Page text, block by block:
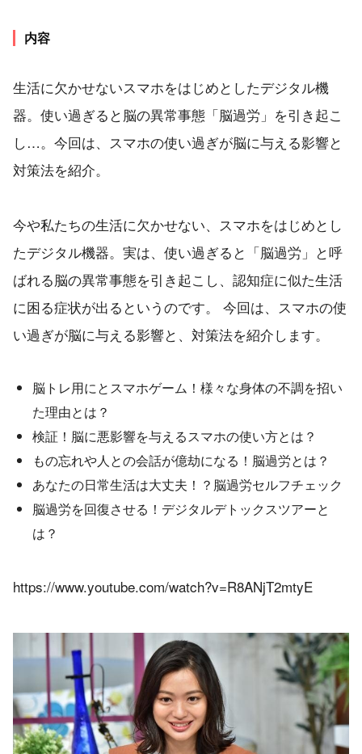
内容
生活に欠かせないスマホをはじめとしたデジタル機
器。使い過ぎると脳の異常事態「脳過労」を引き起こ
し…。今回は、スマホの使い過ぎが脳に与える影響と
対策法を紹介。
今や私たちの生活に欠かせない、スマホをはじめとし
たデジタル機器。実は、使い過ぎると「脳過労」と呼
ばれる脳の異常事態を引き起こし、認知症に似た生活
に困る症状が出るというのです。 今回は、スマホの使
い過ぎが脳に与える影響と、対策法を紹介します。
脳トレ用にとスマホゲーム！様々な身体の不調を招い
た理由とは？
検証！脳に悪影響を与えるスマホの使い方とは？
もの忘れや人との会話が億劫になる！脳過労とは？
あなたの日常生活は大丈夫！？脳過労セルフチェック
脳過労を回復させる！デジタルデトックスツアーと
は？
https://www.youtube.com/watch?v=R8ANjT2mtyE